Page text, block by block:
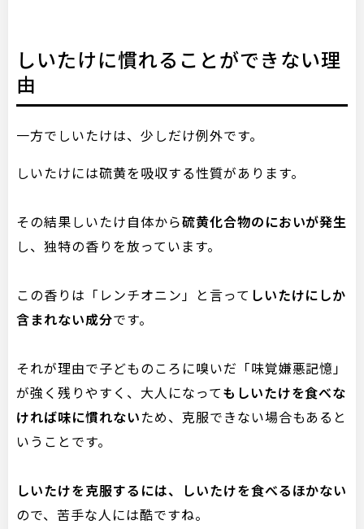
しいたけに慣れることができない理
由
一方でしいたけは、少しだけ例外です。
しいたけには硫黄を吸収する性質があります。
その結果しいたけ自体から硫黄化合物のにおいが発生
し、独特の香りを放っています。
この香りは「レンチオニン」と言って しいたけにしか
含まれない成分です。
それが理由で子どものころに嗅いだ「味覚嫌悪記憶」
が強く残りやすく、大人になってもしいたけを食べな
ければ味に慣れないため、克服できない場合もあると
いうことです。
しいたけを克服するには、しいたけを食べるほかない
ので、苦手な人には酷ですね。